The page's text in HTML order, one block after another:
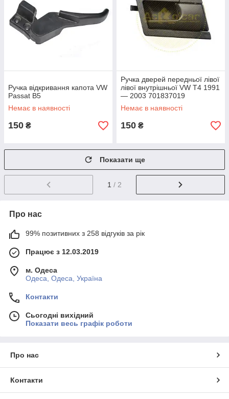
Ручка відкривання капота VW
Passat B5
Немає в наявності
150 ₴
Ручка дверей передньої лівої
лівої внутрішньої VW T4 1991
— 2003 701837019
Немає в наявності
150 ₴
Показати ще
1 / 2
Про нас
99% позитивних з 258 відгуків за рік
Працює з 12.03.2019
м. Одеса
Одеса, Одеса, Україна
Контакти
Сьогодні вихідний
Показати весь графік роботи
Про нас
Контакти